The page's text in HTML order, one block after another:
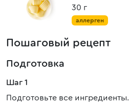
30 г
аллерген
Пошаговый рецепт
Подготовка
Шаг 1
Подготовьте все ингредиенты.